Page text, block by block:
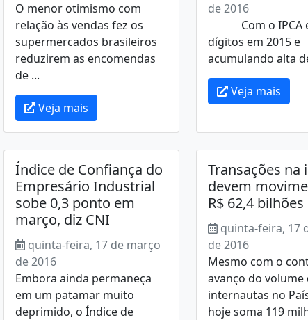
O menor otimismo com
relação às vendas fez os
supermercados brasileiros
reduzirem as encomendas
de ...
Veja mais
de 2016
Com o IPCA
dígitos em 2015 e
acumulando alta
Veja mais
Índice de Confiança do
Empresário Industrial
sobe 0,3 ponto em
março, diz CNI
quinta-feira, 17 de março
de 2016
Embora ainda permaneça
em um patamar muito
deprimido, o Índice de
Transações na
devem
R$ 62,4 bilhões
quinta-feira, 17
de 2016
Mesmo com o
avanço do volume
internautas no
hoje soma 119